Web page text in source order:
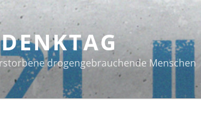
drogengebrauchende Menschen